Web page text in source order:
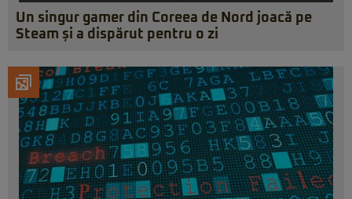
Un singur gamer din Coreea de Nord joacă pe
Steam și a dispărut pentru o zi